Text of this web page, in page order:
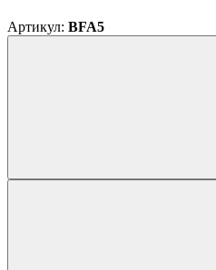
Артикул: BFA5